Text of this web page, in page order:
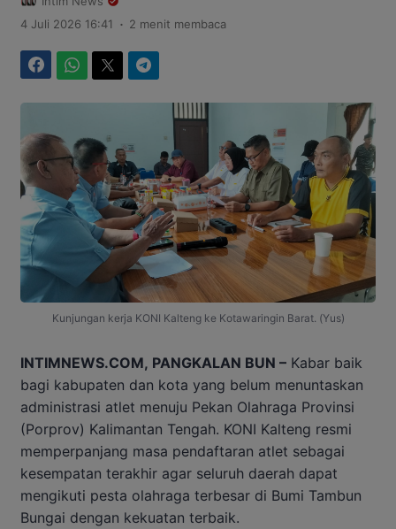
4 Juli 2026 16:41
. 2 menit membaca
Kunjungan kerja KONI Kalteng ke Kotawaringin Barat. (Yus)
INTIMNEWS.COM, PANGKALAN BUN – Kabar baik
bagi kabupaten dan kota yang belum menuntaskan
administrasi atlet menuju Pekan Olahraga Provinsi
(Porprov) Kalimantan Tengah. KONI Kalteng resmi
memperpanjang masa pendaftaran atlet sebagai
kesempatan terakhir agar seluruh daerah dapat
mengikuti pesta olahraga terbesar di Bumi Tambun
Bungai dengan kekuatan terbaik.